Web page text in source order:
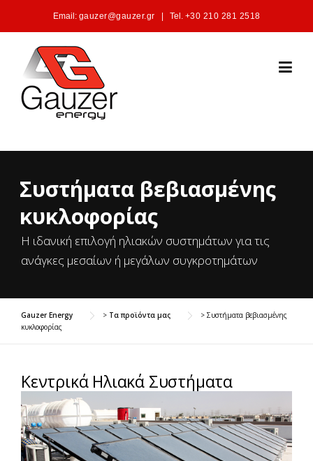
Email: gauzer@gauzer.gr Tel. +30 210 281 2518
Συστήματα βεβιασμένης
κυκλοφορίας
Η ιδανική επιλογή ηλιακών συστημάτων για τις
ανάγκες μεσαίων ή μεγάλων συγκροτημάτων
Gauzer Energy > Τα προϊόντα μας > Συστήματα βεβιασμένης
κυκλοφορίας
Κεντρικά Ηλιακά Συστήματα